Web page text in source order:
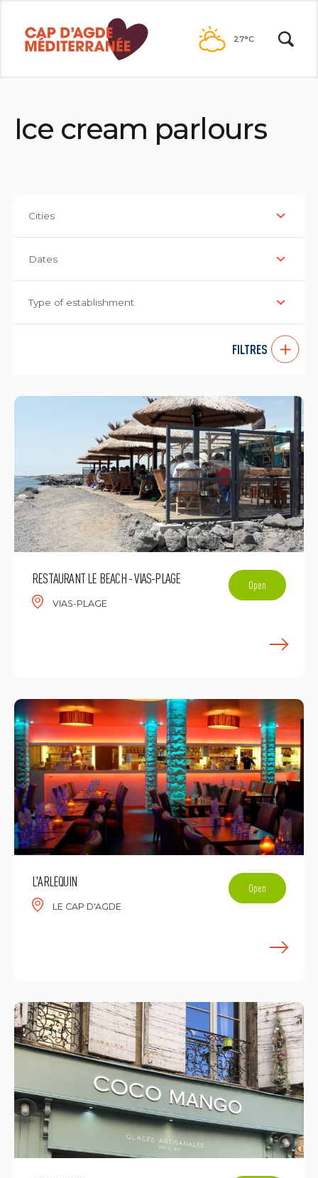
contenu
27°C
Ice cream parlours
Cities
Dates
Type of establishment
FILTRES
RESTAURANT LE BEACH - VIAS-PLAGE
VIAS-PLAGE
Open
L'ARLEQUIN
LE CAP D'AGDE
Open